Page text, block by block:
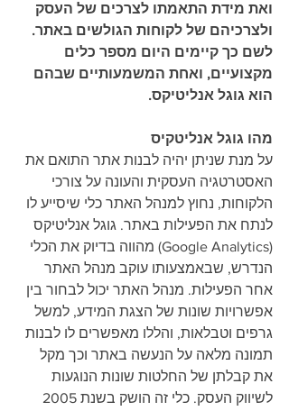
ואת מידת התאמתו לצרכים של העסק
ולצרכיהם של לקוחות הגולשים באתר.
לשם כך קיימים היום מספר כלים
מקצועיים, ואחת המשמעותיים שבהם
הוא גוגל אנליטיקס.
מהו גוגל אנליטקיס
על מנת שניתן יהיה לבנות אתר התואם את
האסטרטגיה העסקית והעונה על צורכי
הלקוחות, נחוץ למנהל האתר כלי שיסייע לו
לנתח את הפעילות באתר. גוגל אנליטיקס
(Google Analytics) מהווה בדיוק את הכלי
הנדרש, שבאמצעותו עוקב מנהל האתר
אחר הפעילות. מנהל האתר יכול לבחור בין
אפשרויות שונות של הצגת המידע, למשל
גרפים וטבלאות, והללו מאפשרים לו לבנות
תמונה מלאה על הנעשה באתר וכך מקל
את קבלתן של החלטות שונות הנוגעות